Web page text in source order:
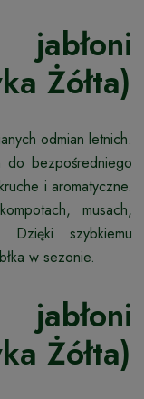
Żółta)
odmian letnich.
do bezpośredniego
i aromatyczne.
musach,
szybkiemu
w sezonie.
Żółta)